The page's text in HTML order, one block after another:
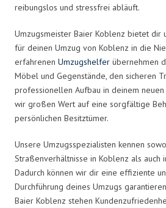
reibungslos und stressfrei abläuft.
Umzugsmeister Baier Koblenz bietet dir
für deinen Umzug von Koblenz in die
erfahrenen Umzugshelfer übernehmen
Möbel und Gegenstände, den sicheren
professionellen Aufbau in deinem
wir großen Wert auf eine sorgfältige
persönlichen Besitztümer.
Unsere Umzugsspezialisten kennen
Straßenverhältnisse in Koblenz als auch
Dadurch können wir dir eine effiziente
Durchführung deines Umzugs
Baier Koblenz stehen